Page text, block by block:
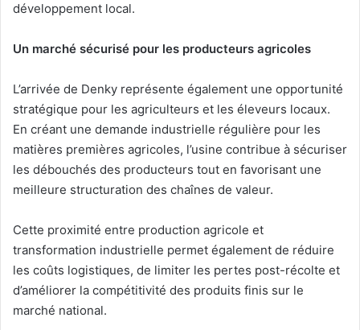
développement local.
Un marché sécurisé pour les producteurs agricoles
L’arrivée de Denky représente également une opportunité
stratégique pour les agriculteurs et les éleveurs locaux.
En créant une demande industrielle régulière pour les
matières premières agricoles, l’usine contribue à sécuriser
les débouchés des producteurs tout en favorisant une
meilleure structuration des chaînes de valeur.
Cette proximité entre production agricole et
transformation industrielle permet également de réduire
les coûts logistiques, de limiter les pertes post-récolte et
d’améliorer la compétitivité des produits finis sur le
marché national.